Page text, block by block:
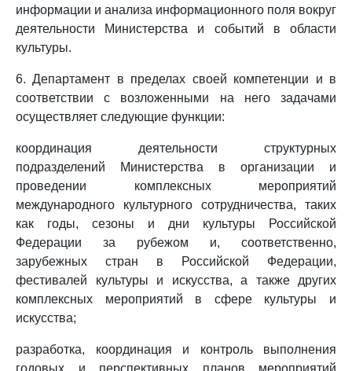
информации и анализа информационного поля вокруг
деятельности Министерства и событий в области
культуры.
6. Департамент в пределах своей компетенции и в
соответствии с возложенными на него задачами
осуществляет следующие функции:
координация деятельности структурных
подразделений Министерства в организации и
проведении комплексных мероприятий
международного культурного сотрудничества, таких
как годы, сезоны и дни культуры Российской
Федерации за рубежом и, соответственно,
зарубежных стран в Российской Федерации,
фестивалей культуры и искусства, а также других
комплексных мероприятий в сфере культуры и
искусства;
разработка, координация и контроль выполнения
годовых и перспективных планов мероприятий